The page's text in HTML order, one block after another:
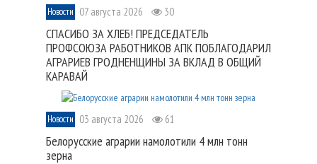
Новости 07 августа 2026 30
СПАСИБО ЗА ХЛЕБ! ПРЕДСЕДАТЕЛЬ
ПРОФСОЮЗА РАБОТНИКОВ АПК ПОБЛАГОДАРИЛ
АГРАРИЕВ ГРОДНЕНЩИНЫ ЗА ВКЛАД В ОБЩИЙ
КАРАВАЙ
Новости 03 августа 2026 61
Белорусские аграрии намолотили 4 млн тонн
зерна